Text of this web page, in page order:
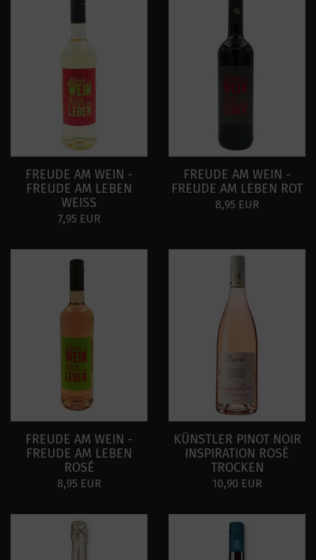
FREUDE AM WEIN -
FREUDE AM LEBEN
WEISS
7,95 EUR
FREUDE AM WEIN -
FREUDE AM LEBEN ROT
8,95 EUR
FREUDE AM WEIN -
FREUDE AM LEBEN
ROSÉ
8,95 EUR
KÜNSTLER PINOT NOIR
INSPIRATION ROSÉ
TROCKEN
10,90 EUR